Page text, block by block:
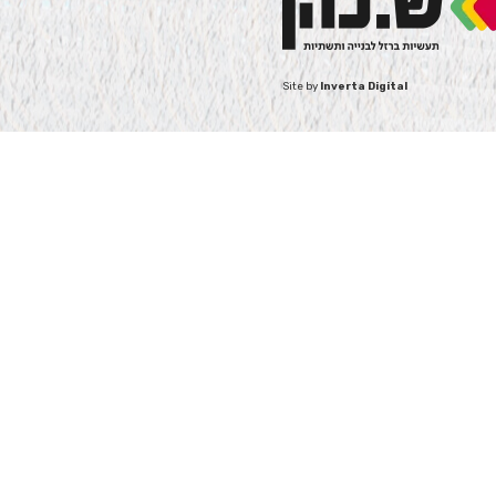
Site by Inverta Digital